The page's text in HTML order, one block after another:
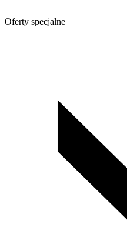
Oferty specjalne